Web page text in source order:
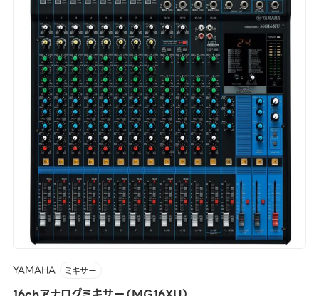
YAMAHA ミキサー